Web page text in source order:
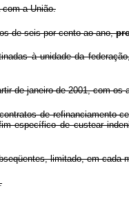
a União.
de seis por cento ao ano,
à unidade da
de janeiro de 2001, com os
de refinanciamento
específico de custear
limitado, em cada